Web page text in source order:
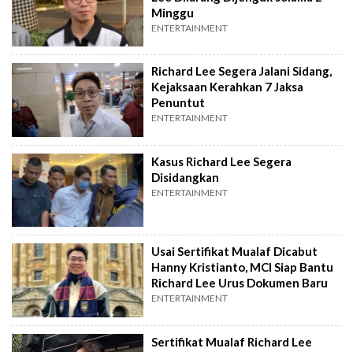
Minggu
ENTERTAINMENT
Richard Lee Segera Jalani Sidang,
Kejaksaan Kerahkan 7 Jaksa
Penuntut
ENTERTAINMENT
Kasus Richard Lee Segera
Disidangkan
ENTERTAINMENT
Usai Sertifikat Mualaf Dicabut
Hanny Kristianto, MCI Siap Bantu
Richard Lee Urus Dokumen Baru
ENTERTAINMENT
Sertifikat Mualaf Richard Lee